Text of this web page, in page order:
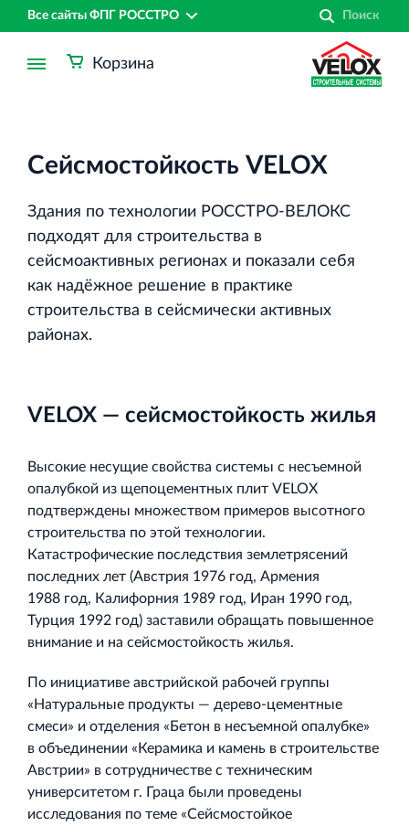
Все сайты ФПГ РОССТРО
и Ленинградской области
Строительная система ROSSTRO‐VELOX
Несъёмная опалубка из щепоцементных плит
Научно‐исследовательский институт
ЛЕННИИПРОЕКТ
Проектный институт по жилищно‐гражданскому
строительству
Корзина
Сейсмостойкость VELOX
Здания по технологии РОССТРО-ВЕЛОКС
подходят для строительства в
сейсмоактивных регионах и показали себя
как надёжное решение в практике
строительства в сейсмически активных
районах.
VELOX — сейсмостойкость жилья
Высокие несущие свойства системы с несъемной
опалубкой из щепоцементных плит VELOX
подтверждены множеством примеров высотного
строительства по этой технологии.
Катастрофические последствия землетрясений
последних лет (Австрия 1976 год, Армения
1988 год, Калифорния 1989 год, Иран 1990 год,
Турция 1992 год) заставили обращать повышенное
внимание и на сейсмостойкость жилья.
По инициативе австрийской рабочей группы
«Натуральные продукты — дерево‐цементные
смеси» и отделения «Бетон в несъемной опалубке»
в объединении «Керамика и камень в строительстве
Австрии» в сотрудничестве с техническим
университетом г. Граца были проведены
исследования по теме «Сейсмостойкое